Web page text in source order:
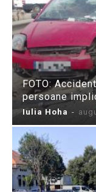
FOTO:
persoane
Iulia Hoha -